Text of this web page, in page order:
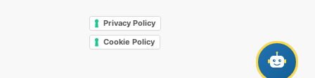
Privacy Policy
Cookie Policy